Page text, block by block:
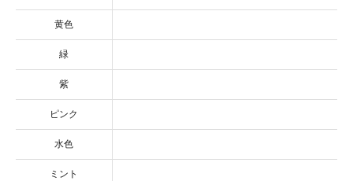
黄色
緑
紫
ピンク
水色
ミント